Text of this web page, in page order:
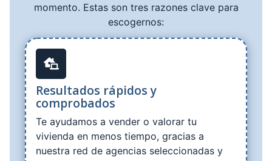
momento. Estas son tres razones clave para
escogernos:
Resultados rápidos y
comprobados
Te ayudamos a vender o valorar tu
vivienda en menos tiempo, gracias a
nuestra red de agencias seleccionadas y